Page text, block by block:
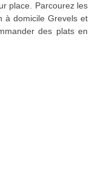
place. Parcourez les
à domicile Grevels et
des plats en